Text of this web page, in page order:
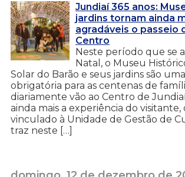
Jundiaí 365 anos:
jardins tornam ainda
agradáveis o passeio
Centro
Neste período que se
Natal, o Museu
Solar do Barão e seus jardins são
obrigatória para as centenas de
diariamente vão ao Centro de
ainda mais a experiência do visitante,
vinculado à Unidade de Gestão de
traz neste […]